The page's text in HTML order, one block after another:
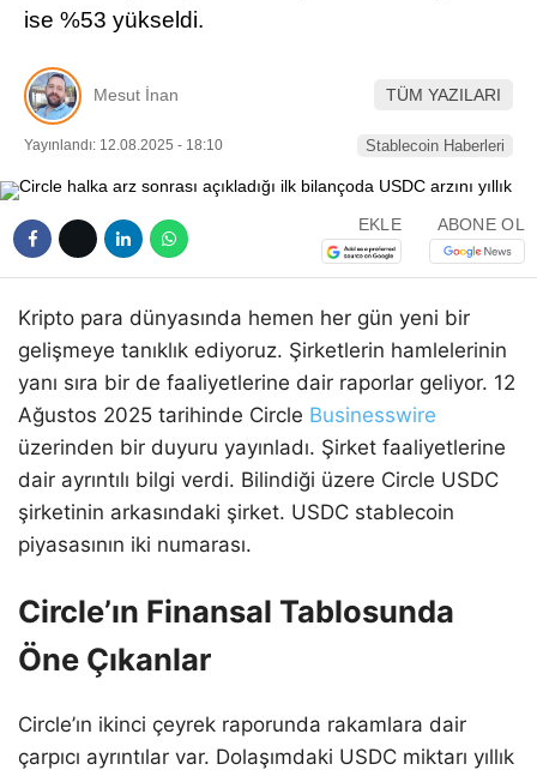
ise %53 yükseldi.
Mesut İnan TÜM YAZILARI
Yayınlandı: 12.08.2025 - 18:10 Stablecoin Haberleri
EKLE ABONE OL
Kripto para dünyasında hemen her gün yeni bir
gelişmeye tanıklık ediyoruz. Şirketlerin hamlelerinin
yanı sıra bir de faaliyetlerine dair raporlar geliyor. 12
Ağustos 2025 tarihinde Circle Businesswire
üzerinden bir duyuru yayınladı. Şirket faaliyetlerine
dair ayrıntılı bilgi verdi. Bilindiği üzere Circle USDC
şirketinin arkasındaki şirket. USDC stablecoin
piyasasının iki numarası.
Circle’ın Finansal Tablosunda
Öne Çıkanlar
Circle’ın ikinci çeyrek raporunda rakamlara dair
çarpıcı ayrıntılar var. Dolaşımdaki USDC miktarı yıllık